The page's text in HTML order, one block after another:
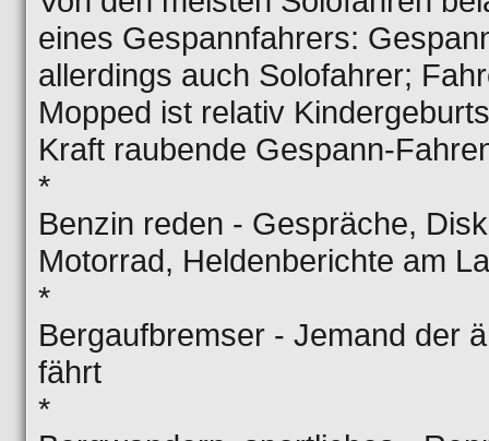
eines Gespannfahrers:
allerdings auch Solofahrer;
Mopped ist relativ
Kraft raubende Gespann-
*
Benzin reden - Gespräche,
Motorrad, Heldenberichte am
*
Bergaufbremser - Jemand der
fährt
*